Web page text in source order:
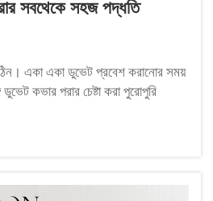
সবথেকে সহজ পদ্ধতি
একা একা ডুভেট প্রবেশ করানোর সময়
কভার পরার চেষ্টা করা পুরোপুরি
প্রাণীকে বশে আনার মতো। ওই